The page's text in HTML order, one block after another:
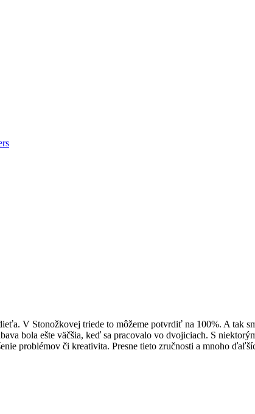
V Stonožkovej triede to môžeme potvrdiť na 100%. A tak
bola ešte väčšia, keď sa pracovalo vo dvojiciach. S
problémov či kreativita. Presne tieto zručnosti a mnoho